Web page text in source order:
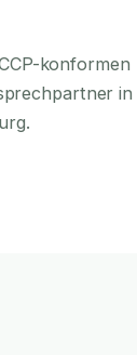
konformen
in